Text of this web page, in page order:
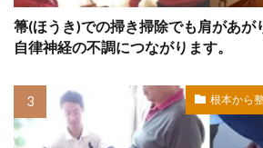
箒(ほうき)での掃き掃除でも肩があが
自律神経の不調につながります。
根本から